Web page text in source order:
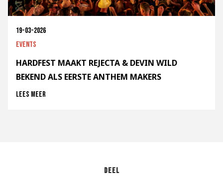
19-03-2026
Events
HARDFEST MAAKT REJECTA & DEVIN WILD
BEKEND ALS EERSTE ANTHEM MAKERS
Lees meer
Deel